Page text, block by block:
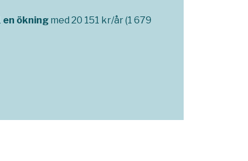
en ökning med 20 151 kr/år (1 679